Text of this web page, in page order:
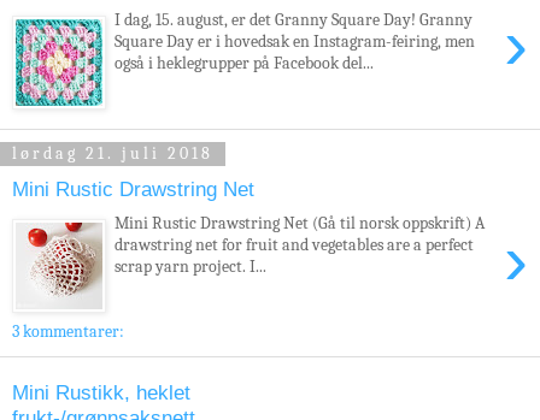
›
I dag, 15. august, er det Granny Square Day! Granny
Square Day er i hovedsak en Instagram-feiring, men
også i heklegrupper på Facebook del...
lørdag 21. juli 2018
Mini Rustic Drawstring Net
›
Mini Rustic Drawstring Net (Gå til norsk oppskrift) A
drawstring net for fruit and vegetables are a perfect
scrap yarn project. I...
3 kommentarer:
Mini Rustikk, heklet